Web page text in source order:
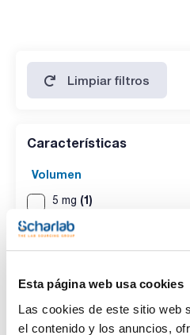
Esta página web usa cookies
Las cookies de este sitio web
el contenido y los anuncios,
Limpiar filtros
Características
Volumen
5 mg (1)
Volumen
Referencia
Envase